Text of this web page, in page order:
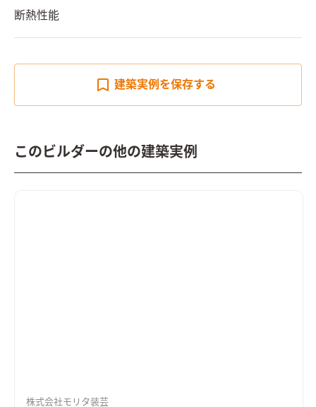
断熱性能
建築実例を保存する
このビルダーの他の建築実例
株式会社モリタ装芸